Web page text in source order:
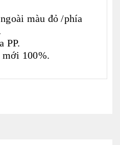
màu đỏ /phía
PP.
100%.